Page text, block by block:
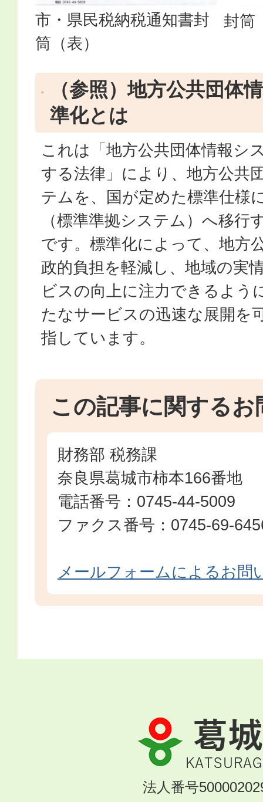
市・県民税納税通知書封
筒（表）
封筒
（参照）地方公共団体
準化とは
これは「地方公共団体情報シ
する法律」により、地方公共
テムを、国が定めた標準仕様
（標準準拠システム）へ移行
です。標準化によって、地方
政的負担を軽減し、地域の実
ビスの向上に注力できるよう
たなサービスの迅速な展開を
指しています。
この記事に関するお
財務部 税務課
奈良県葛城市柿本166番地
電話番号：0745-44-5009
ファクス番号：0745-69-
メールフォームによるお問
葛
城
市
KATSURAGI
法人番号